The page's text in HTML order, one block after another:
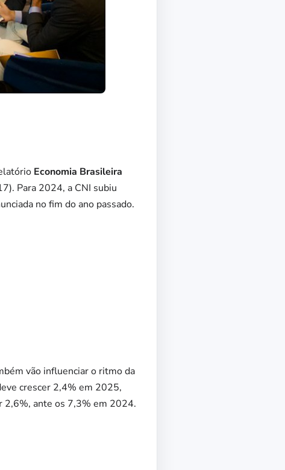
Economia Brasileira
Para 2024, a CNI subiu
no fim do ano passado.
vão influenciar o ritmo da
crescer 2,4% em 2025,
2,6%, ante os 7,3% em 2024.